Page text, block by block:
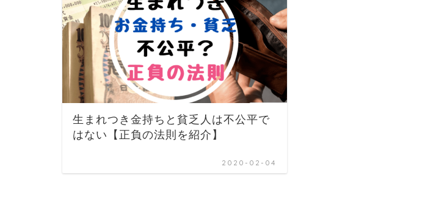
生まれつき金持ちと貧乏人は不公平で
はない【正負の法則を紹介】
2020-02-04